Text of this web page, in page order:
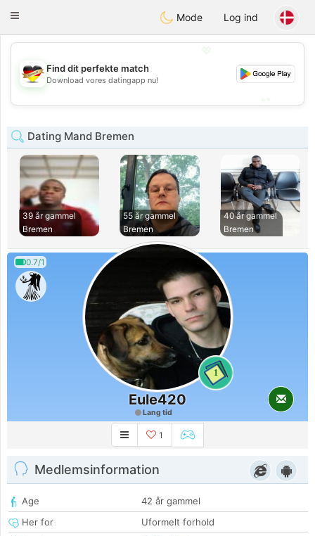
DeutschDating
Toggle
Mode Log ind
💖
💕
Find dit perfekte match
Download vores datingapp nu!
Dating Mand Bremen
39 år gammel
Bremen
55 år gammel
Bremen
40 år gammel
Bremen
0.7/1
1
Eule420
Lang tid
1
Medlemsinformation
Age
42 år gammel
Her for
Uformelt forhold